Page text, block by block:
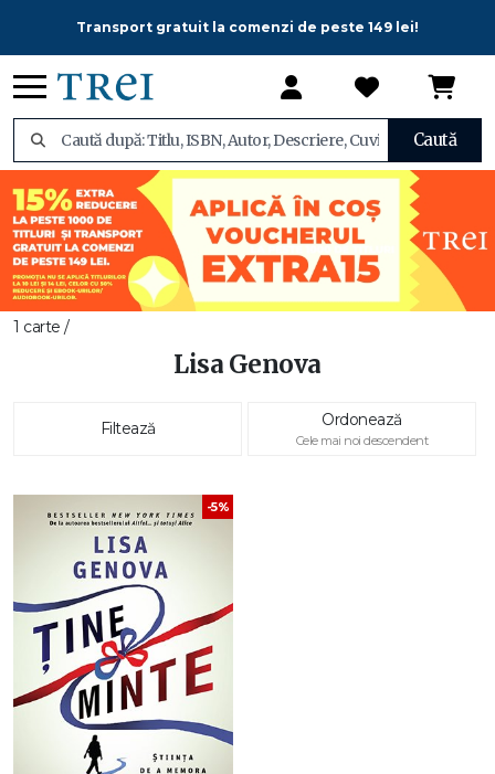
Transport gratuit la comenzi de peste 149 lei!
Caută
1 carte /
Lisa Genova
Filtează Ordonează
Cele mai noi descendent
-5%